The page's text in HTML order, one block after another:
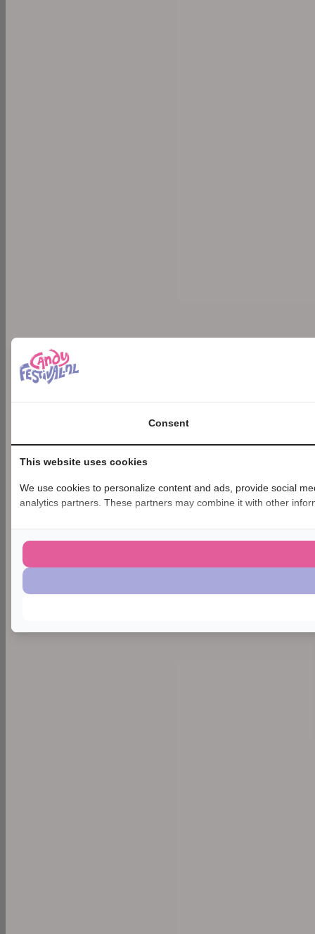
Consent
This website uses cookies
We use cookies to personalize content and ads, provide social
analytics partners. These partners may combine it with other